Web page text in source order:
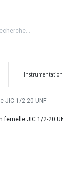
Instrumentation
JIC 1/2-20 UNF